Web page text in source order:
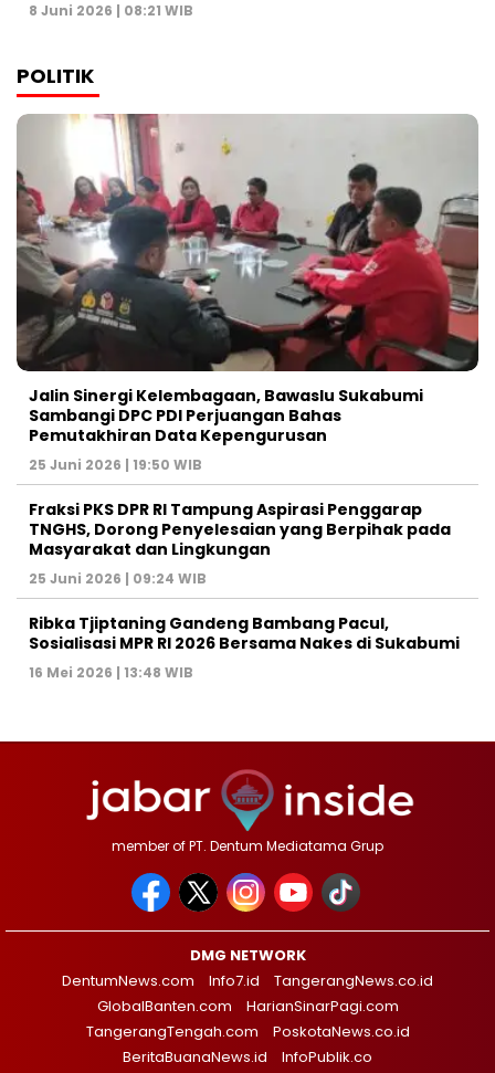
8 Juni 2026 | 08:21 WIB
POLITIK
Jalin Sinergi Kelembagaan, Bawaslu Sukabumi
Sambangi DPC PDI Perjuangan Bahas
Pemutakhiran Data Kepengurusan
25 Juni 2026 | 19:50 WIB
‎Fraksi PKS DPR RI Tampung Aspirasi Penggarap
TNGHS, Dorong Penyelesaian yang Berpihak pada
Masyarakat dan Lingkungan‎
25 Juni 2026 | 09:24 WIB
Ribka Tjiptaning Gandeng Bambang Pacul,
Sosialisasi MPR RI 2026 Bersama Nakes di Sukabumi
16 Mei 2026 | 13:48 WIB
member of PT. Dentum Mediatama Grup
DMG NETWORK
DentumNews.com
Info7.id
TangerangNews.co.id
GlobalBanten.com
HarianSinarPagi.com
TangerangTengah.com
PoskotaNews.co.id
BeritaBuanaNews.id
InfoPublik.co